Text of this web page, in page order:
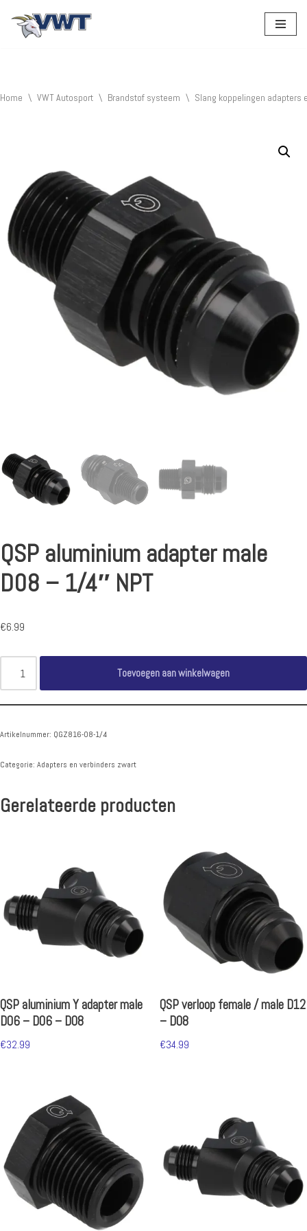
Home \ VWT Autosport \ Brandstof systeem \ Slang koppelingen adapters
QSP aluminium adapter male
D08 – 1/4″ NPT
€6.99
Toevoegen aan winkelwagen
Artikelnummer: QGZ816-08-1/4
Categorie: Adapters en verbinders zwart
Gerelateerde producten
QSP aluminium Y adapter male
D06 – D06 – D08
€32.99
QSP verloop female / male D12
– D08
€34.99